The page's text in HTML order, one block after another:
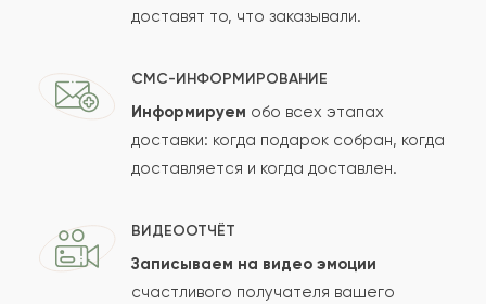
доставят то, что заказывали.
СМС-ИНФОРМИРОВАНИЕ
Информируем обо всех этапах
доставки: когда подарок собран, когда
доставляется и когда доставлен.
ВИДЕООТЧЁТ
Записываем на видео эмоции
счастливого получателя вашего